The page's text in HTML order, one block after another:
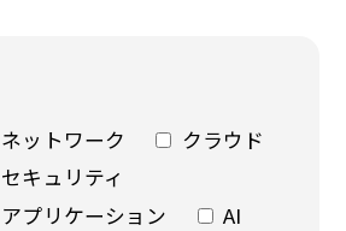
ネットワーク
クラウド
セキュリティ
アプリケーション
AI